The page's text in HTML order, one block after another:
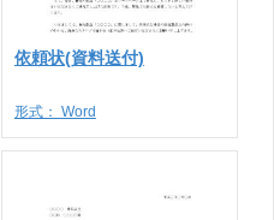
依頼状(資料送付)
形式： Word